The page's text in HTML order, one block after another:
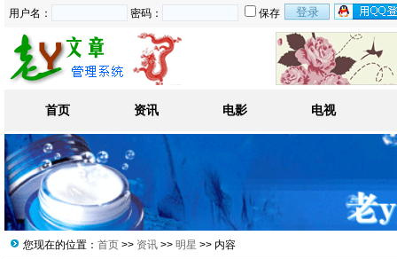
用户名： 密码： 保存
首页 资讯 电影 电视
您现在的位置： 首页 >> 资讯 >> 明星 >> 内容